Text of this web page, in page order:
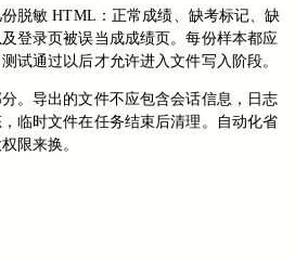
脱敏 HTML：正常成绩、缺考标记、缺
登录页被误当成成绩页。每份样本都应
试通过以后才允许进入文件写入阶段。
。导出的文件不应包含会话信息，日志
临时文件在任务结束后清理。自动化省
限来换。